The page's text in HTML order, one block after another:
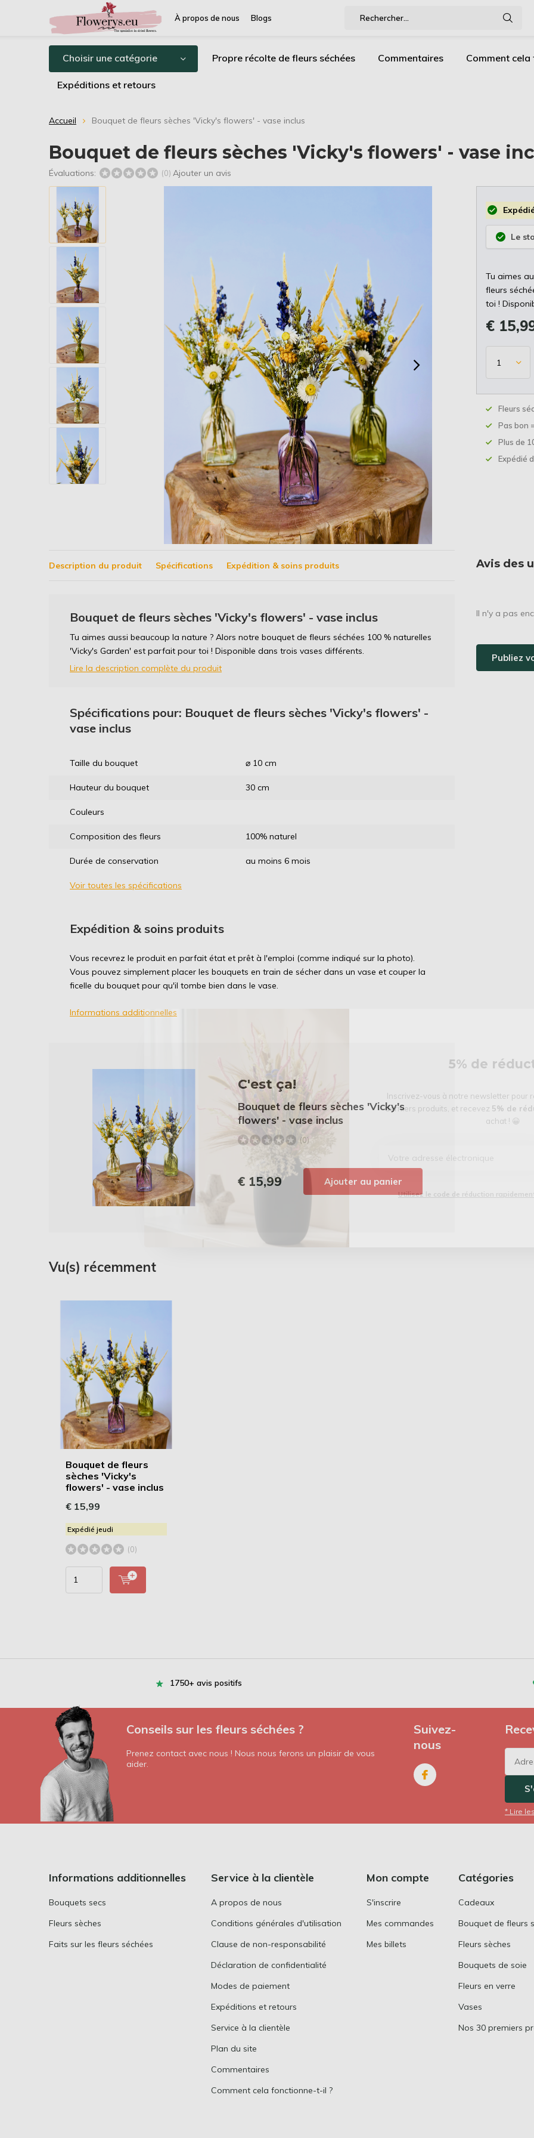
À propos de nous Blogs
Choisir une catégorie Propre récolte de fleurs séchées Commentaires Comment
Expéditions et retours
Accueil Bouquet de fleurs sèches 'Vicky's flowers' - vase inclus
Bouquet de fleurs sèches 'Vicky's flowers' - vase
Évaluations: (0) Ajouter un avis
Le
Tu aimes
fleurs
toi !
€
Fleurs
Pas bon
Plus de
Expédié
Description du produit Spécifications Expédition & soins produits
Bouquet de fleurs sèches 'Vicky's flowers' - vase inclus
Tu aimes aussi beaucoup la nature ? Alors notre bouquet de fleurs séchées 100 % naturelles
'Vicky's Garden' est parfait pour toi ! Disponible dans trois vases différents.
Lire la description complète du produit
Spécifications pour: Bouquet de fleurs sèches 'Vicky's flowers' -
vase inclus
Taille du bouquet ⌀ 10 cm
Hauteur du bouquet 30 cm
Couleurs
Composition des fleurs 100% naturel
Durée de conservation au moins 6 mois
Voir toutes les spécifications
Expédition & soins produits
Vous recevrez le produit en parfait état et prêt à l'emploi (comme indiqué sur la photo).
Vous pouvez simplement placer les bouquets en train de sécher dans un vase et couper la
ficelle du bouquet pour qu'il tombe bien dans le vase.
Informations additionnelles
C'est ça!
Bouquet de fleurs sèches 'Vicky's
flowers' - vase inclus
(0)
€ 15,99 Ajouter au panier
Avis des
Il n'y a pas
Publiez
Vu(s) récemment
Bouquet de fleurs
sèches 'Vicky's
flowers' - vase inclus
€ 15,99
Expédié jeudi
(0)
1750+ avis positifs
Conseils sur les fleurs séchées ?
Prenez contact avec nous ! Nous nous ferons un plaisir de vous
aider.
Suivez-
nous
* Lire
Informations additionnelles
Bouquets secs
Fleurs sèches
Faits sur les fleurs séchées
Service à la clientèle
A propos de nous
Conditions générales d'utilisation
Clause de non-responsabilité
Déclaration de confidentialité
Modes de paiement
Expéditions et retours
Service à la clientèle
Plan du site
Commentaires
Comment cela fonctionne-t-il ?
Mon compte
S'inscrire
Mes commandes
Mes billets
Catégories
Cadeaux
Bouquet de fleurs
Fleurs sèches
Bouquets de soie
Fleurs en verre
Vases
Nos 30 premiers
5% de
Inscrivez-vous à notre newsletter pour
derniers produits, et recevez 5% de
achat ! 😀
Utilisez le code de réduction